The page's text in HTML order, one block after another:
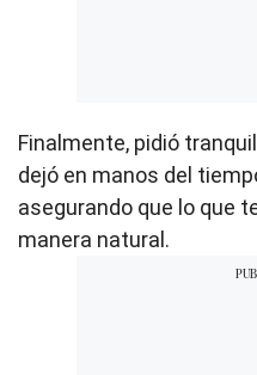
Finalmente, pidió
dejó en manos del
asegurando que lo que
manera natural.